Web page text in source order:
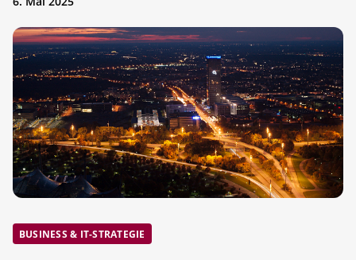
BUSINESS & IT-STRATEGIE